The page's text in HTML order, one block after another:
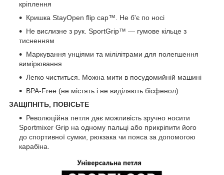
кріплення
Кришка StayOpen flip cap™. Не б'є по носі
Не вислизне з рук. SportGrip™ — гумове кільце з
тисненням
Маркування унціями та мілілітрами для полегшення
вимірювання
Легко чиститься. Можна мити в посудомийній машині
BPA-Free (не містять і не виділяють бісфенол)
ЗАЩІПНІТЬ, ПОВІСЬТЕ
Революційна петля дає можливість зручно носити
Sportmixer Grip на одному пальці або прикріпити його
до спортивної сумки, рюкзака чи пояса за допомогою
карабіна.